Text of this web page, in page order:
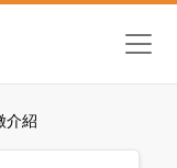
介紹